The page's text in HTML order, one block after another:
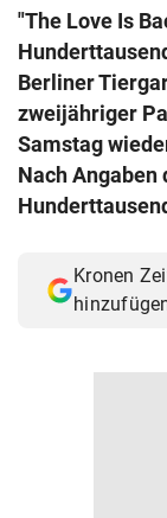
search
Suchbegriff
eingeben
"The Love Is
Berliner
zweijähriger
Samstag
Nach
Kronen